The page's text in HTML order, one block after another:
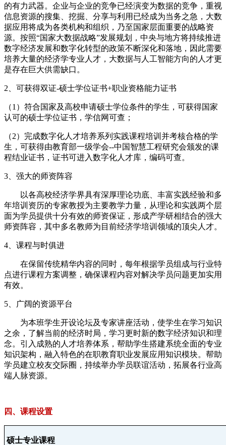
的有力武器。企业与企业的竞争已经演变为数据的竞争，重视
信息资源的搜集、挖掘、分享与利用已经成为当务之急，大数
据应用将成为各类机构和组织，乃至国家层面重要的战略资
源。按照“国家大数据战略”发展规划，中央与地方将持续推进
数字经济发展和数字化转型的政策不断深化和落地，因此需要
培养大量的经济学专业人才，大数据与人工智能方向的人才更
是存在巨大供需缺口。
2、可获得双证-硕士学位证书+职业资格能力证书
（1）符合国家及高校申请硕士学位条件的学生，可获得国家
认可的硕士学位证书，学信网可查；
（2）完成数字化人才培养系列实践课程培训并考核合格的学
生，可获得由教育部一级学会--中国智慧工程研究会颁发的课
程结业证书，证书可进入数字化人才库，编码可查。
3、强大的师资阵容
以各高校经济学界具有深厚理论功底、丰富实践经验和多
年培训资历的专家教授为主要教学力量，从理论和实践两个层
面为学员提供十分有效的师资保证，形成产学研相结合的强大
师资阵容，其中多名教师为目前经济学培训领域的顶尖人才。
4、课程与时俱进
在保留传统精华内容的同时，每年根据学员组成与行业特
点进行课程方案调整，确保课程内容对解决学员问题更加实用
有效。
5、广阔的资源平台
为本班学生开设论坛及专家讲座活动，使学生在学习知识
之余，了解当前的经济时局，学习更时新的数字经济知识和理
念。引入成熟的人才培养体系，帮助学生搭建系统全面的专业
知识架构，融入特色的在职教育职业发展应用知识模块。帮助
学员建立校友交际圈，持续举办学员联谊活动，拓展各行业高
端人脉资源。
四、课程设置
硕士专业课程